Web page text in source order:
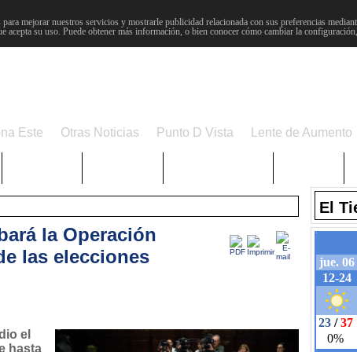
mejorar nuestros servicios y mostrarle publicidad relacionada con sus preferencias
acepta su uso. Puede obtener más información, o bien conocer cómo cambiar la
Este Otras Noticias Punto D Vista Lente de Aumento
la Operación
las elecciones
el
hasta
El